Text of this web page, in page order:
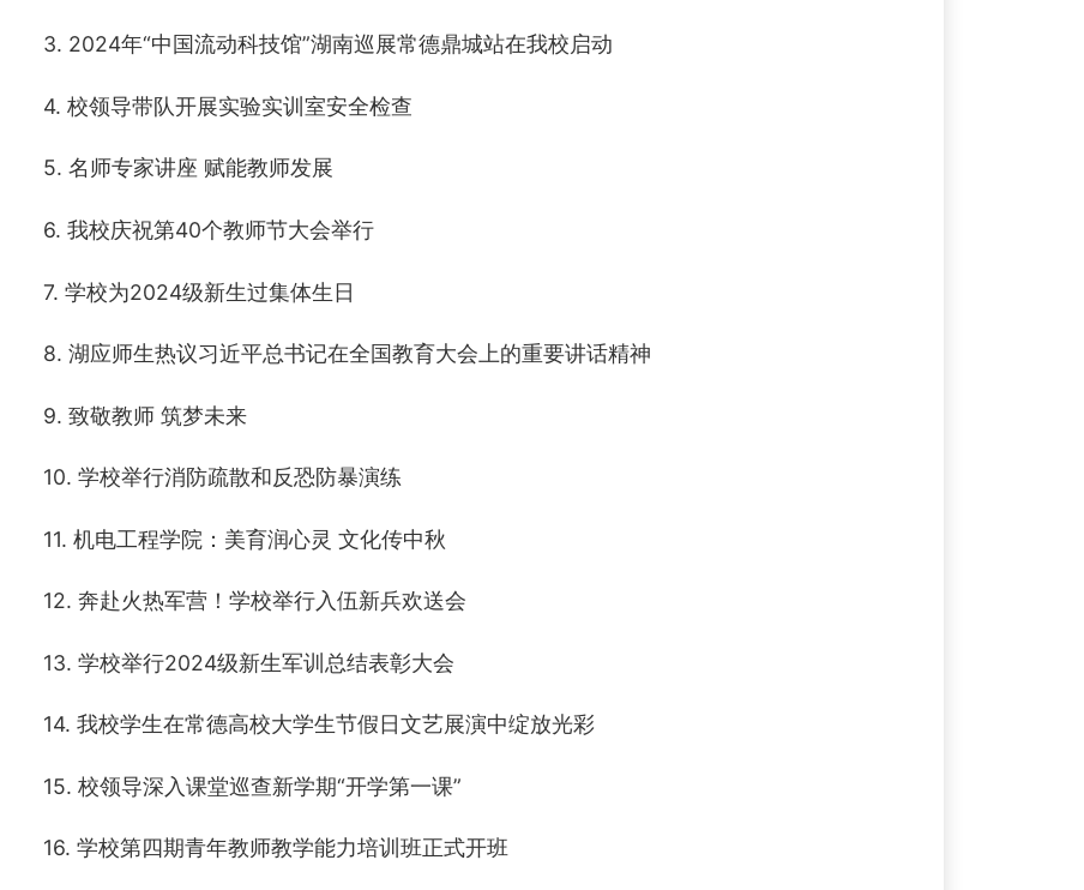
3. 2024年“中国流动科技馆”湖南巡展常德鼎城站在我校启动
4. 校领导带队开展实验实训室安全检查
5. 名师专家讲座 赋能教师发展
6. 我校庆祝第40个教师节大会举行
7. 学校为2024级新生过集体生日
8. 湖应师生热议习近平总书记在全国教育大会上的重要讲话精神
9. 致敬教师 筑梦未来
10. 学校举行消防疏散和反恐防暴演练
11. 机电工程学院：美育润心灵 文化传中秋
12. 奔赴火热军营！学校举行入伍新兵欢送会
13. 学校举行2024级新生军训总结表彰大会
14. 我校学生在常德高校大学生节假日文艺展演中绽放光彩
15. 校领导深入课堂巡查新学期“开学第一课”
16. 学校第四期青年教师教学能力培训班正式开班